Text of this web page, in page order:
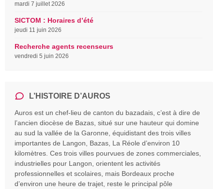
mardi 7 juillet 2026
SICTOM : Horaires d’été
jeudi 11 juin 2026
Recherche agents recenseurs
vendredi 5 juin 2026
L’HISTOIRE D’AUROS
Auros est un chef-lieu de canton du bazadais, c’est à dire de
l’ancien diocèse de Bazas, situé sur une hauteur qui domine
au sud la vallée de la Garonne, équidistant des trois villes
importantes de Langon, Bazas, La Réole d’environ 10
kilomètres. Ces trois villes pourvues de zones commerciales,
industrielles pour Langon, orientent les activités
professionnelles et scolaires, mais Bordeaux proche
d’environ une heure de trajet, reste le principal pôle